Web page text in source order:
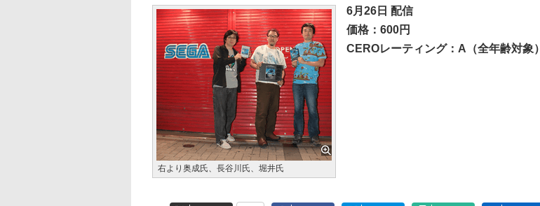
右より奥成氏、長谷川氏、堀井氏
6月26日 配信
価格：600円
CEROレーティング：A（全年齢対象）